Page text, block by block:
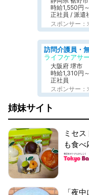
時給1,550円～
正社員 / 派遣
スポンサー：
訪問介護員・
ライフケアサ
大阪府 堺市
時給1,310円
正社員
スポンサー：
姉妹サイト
ミセ
も食べ
「夜